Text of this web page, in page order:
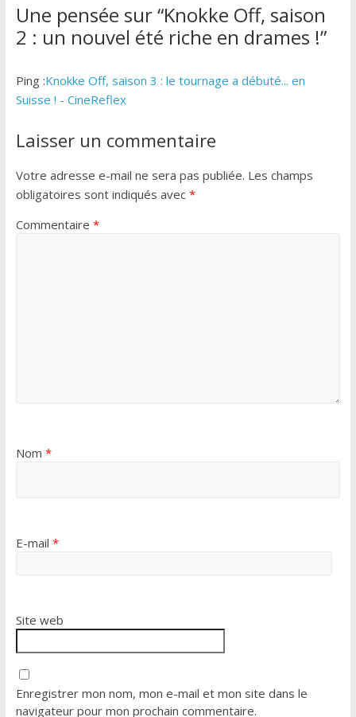
Une pensée sur “Knokke Off, saison
2 : un nouvel été riche en drames !”
Ping :Knokke Off, saison 3 : le tournage a débuté... en
Suisse ! - CineReflex
Laisser un commentaire
Votre adresse e-mail ne sera pas publiée. Les champs
obligatoires sont indiqués avec *
Commentaire *
Nom *
E-mail *
Site web
Enregistrer mon nom, mon e-mail et mon site dans le
navigateur pour mon prochain commentaire.